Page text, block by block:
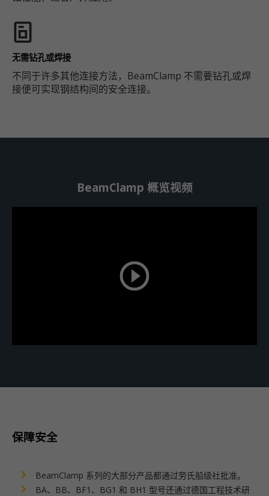
无需钻孔或焊接
不同于许多其他连接方法，BeamClamp 不需要钻孔或焊
接便可实现钢结构间的安全连接。
BeamClamp 概览视频
保障安全
BeamClamp 系列的大部分产品都通过劳氏船级社批准。
BA、BB、BF1、BG1 和 BH1 型号还通过德国工程技术研